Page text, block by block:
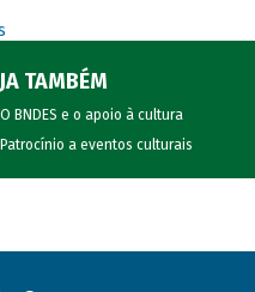
TAMBÉM
O BNDES e o apoio à cultura
Patrocínio a eventos culturais